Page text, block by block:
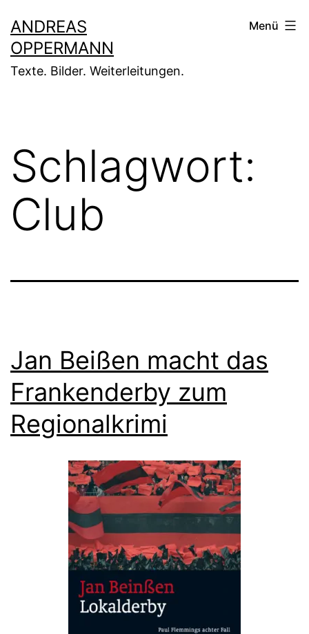
Inhalt
springen
ANDREAS
OPPERMANN
Texte. Bilder. Weiterleitungen.
Menü
Schlagwort:
Club
Jan Beißen macht das
Frankenderby zum
Regionalkrimi